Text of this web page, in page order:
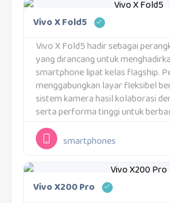
Vivo X Fold5
Vivo X Fold5 hadir sebagai
yang dirancang untuk
smartphone lipat kelas flagship.
menggabungkan layar fleksibel
sistem kamera hasil kolaborasi
serta performa tinggi untuk
modern. Vivo memposisikannya
"Smartphone lipat flagship dengan
luas, kamera ZEISS profesional,
smartphones
Vivo X200 Pro